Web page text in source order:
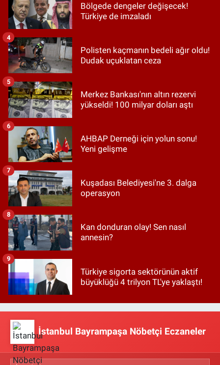
Bölgede dengeler değişecek!
Türkiye de imzaladı
Polisten kaçmanın bedeli ağır oldu!
Dudak uçuklatan ceza
4
Merkez Bankası'nın altın rezervi
yükseldi! 100 milyar doları aştı
5
AHBAP Derneği için yolun sonu!
Yeni gelişme
6
Kuşadası Belediyesi'ne 3. dalga
operasyon
7
Kan donduran olay! Sen nasıl
annesin?
8
Türkiye sigorta sektörünün aktif
büyüklüğü 4 trilyon TL'ye yaklaştı!
9
İstanbul Bayrampaşa Nöbetçi Eczaneler